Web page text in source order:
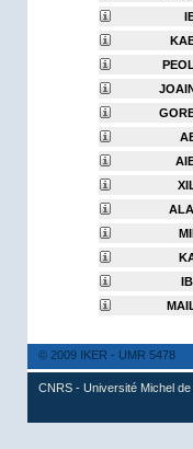
© 2009 IKER - UMR 5478
CNRS - Université Michel